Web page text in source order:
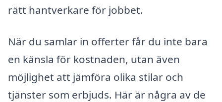
rätt hantverkare för jobbet.
När du samlar in offerter får du inte bara
en känsla för kostnaden, utan även
möjlighet att jämföra olika stilar och
tjänster som erbjuds. Här är några av de